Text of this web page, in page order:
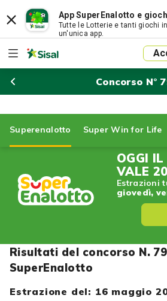
App SuperEnalotto e
Tutte le Lotterie e tanti giochi in
un'unica app.
Concorso N°
Superenalotto Super Win for Life
OGGI
VALE
Estrazioni
giovedì,
Risultati del concorso N.
SuperEnalotto
Estrazione del: 16 maggio